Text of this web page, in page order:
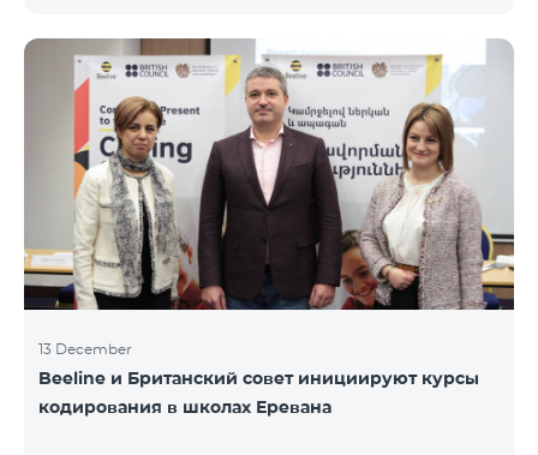
ассоциация» и при содействии Beeline.
Награждение проводится с целью дать оценку
проделанной работе в сфере общественных
связей и коммуникаций, одновременно озвучить
имеющиеся в сфере проблемы, достижения и
вызовы. Армянская PR-ассоциация в течение года
проводила мониторинг происходящих в этой
области событий на основе
13 December
Beeline и Британский совет инициируют курсы
кодирования в школах Еревана